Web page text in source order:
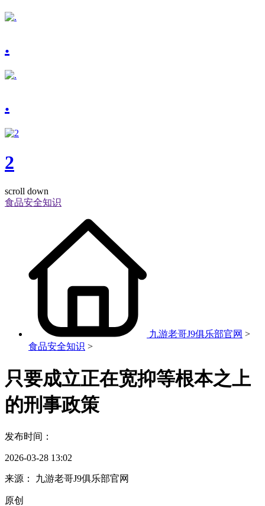
.
.
2
scroll down
食品安全知识
九游老哥J9俱乐部官网 >
食品安全知识 >
只要成立正在宽抑等根本之上
的刑事政策
发布时间：
2026-03-28 13:02
来源： 九游老哥J9俱乐部官网
原创